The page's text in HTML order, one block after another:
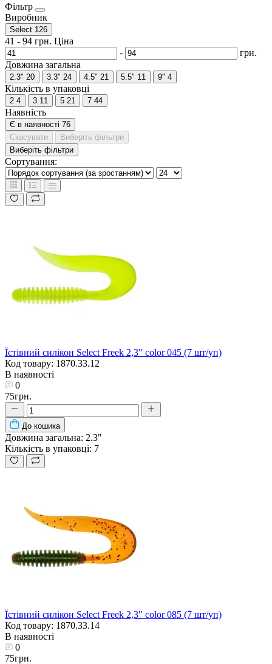
Фільтр
Виробник
Select 126
41 - 94 грн. Ціна
-
грн.
Довжина загальна
2.3" 20 3.3" 24 4.5" 21 5.5" 11 9" 4
Кількість в упаковці
2 4 3 11 5 21 7 44
Наявність
Є в наявності 76
Скасувати
Виберіть фільтри
Виберіть фільтри
Сортування:
Їстівний силікон Select Freek 2,3" color 045 (7 шт/уп)
Код товару: 1870.33.12
В наявності
0
75грн.
До кошика
Довжина загальна: 2.3"
Кількість в упаковці: 7
Їстівний силікон Select Freek 2,3" color 085 (7 шт/уп)
Код товару: 1870.33.14
В наявності
0
75грн.